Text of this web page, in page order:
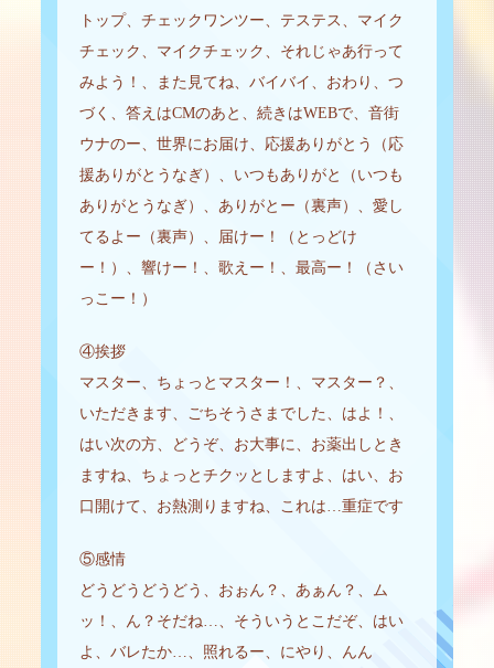
トップ、チェックワンツー、テステス、マイク
チェック、マイクチェック、それじゃあ行って
みよう！、また見てね、バイバイ、おわり、つ
づく、答えはCMのあと、続きはWEBで、音街
ウナのー、世界にお届け、応援ありがとう（応
援ありがとうなぎ）、いつもありがと（いつも
ありがとうなぎ）、ありがとー（裏声）、愛し
てるよー（裏声）、届けー！（とっどけ
ー！）、響けー！、歌えー！、最高ー！（さい
っこー！）
④挨拶
マスター、ちょっとマスター！、マスター？、
いただきます、ごちそうさまでした、はよ！、
はい次の方、どうぞ、お大事に、お薬出しとき
ますね、ちょっとチクッとしますよ、はい、お
口開けて、お熱測りますね、これは…重症です
⑤感情
どうどうどうどう、おぉん？、あぁん？、ム
ッ！、ん？そだね…、そういうとこだぞ、はい
よ、バレたか…、照れるー、にやり、んん